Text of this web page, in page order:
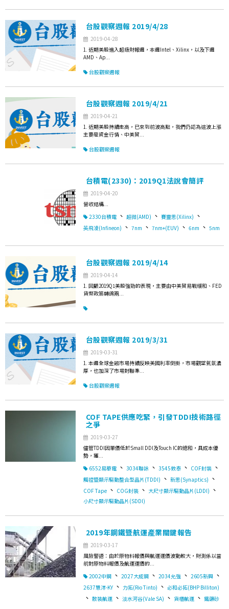
台股觀察週報 2019/4/28
2019-04-28
1. 近期美股進入超級財報週，本週Intel、Xilinx，以及下週
AMD、Ap...
台股觀察週報
台股觀察週報 2019/4/21
2019-04-21
1. 近期美股持續走高，已來到前波高點，我們仍認為這波上漲
主要是資金行情、中美貿...
台股觀察週報
台積電(2330)：2019Q1法說會簡評
2019-04-20
營收結構...
2330台積電 、 超微(AMD) 、 賽靈思(Xilinx) 、
英飛凌(Infineon) 、 7nm 、 7nm+(EUV) 、 6nm 、 5nm
台股觀察週報 2019/4/14
2019-04-14
1. 回顧2019Q1美股強勁的表現，主要由中美貿易戰緩和、FED
貨幣政策轉鴿兩...
台股觀察週報 2019/3/31
2019-03-31
1. 本週全球金融市場持續反映美國利率倒掛，市場觀望氣氛濃
厚，也加深了市場對聯準...
台股觀察週報
COF TAPE供應吃緊，引發TDDI技術路徑
之爭
2019-03-27
儘管TDDI因單價低於Small DDI及Touch IC的總和，具成本優
勢，獲...
6552易華電 、 3034聯詠 、 3545敦泰 、 COF封裝 、
觸控暨顯示驅動整合型晶片(TDDI) 、 新思(Synaptics) 、
COF Tape 、 COG封裝 、 大尺寸顯示驅動晶片(LDDI) 、
小尺寸顯示驅動晶片(SDDI)
2019年鋼鐵暨航運產業關鍵報告
2019-03-17
風險警語：由於原物料報價與航運運價波動較大，財測係以當
前對原物料報價及航運運價的...
2002中鋼 、 2027大成鋼 、 2034允強 、 2605新興 、
2637慧洋-KY 、 力拓(Rio Tinto) 、 必和必拓(BHP Billiton)
、 散裝航運 、 淡水河谷(Vale SA) 、 貨櫃航運 、 鐵礦砂